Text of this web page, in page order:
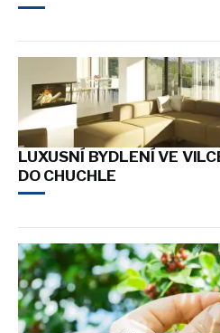
LUXUSNÍ BYDLENÍ VE
DO CHUCHLE